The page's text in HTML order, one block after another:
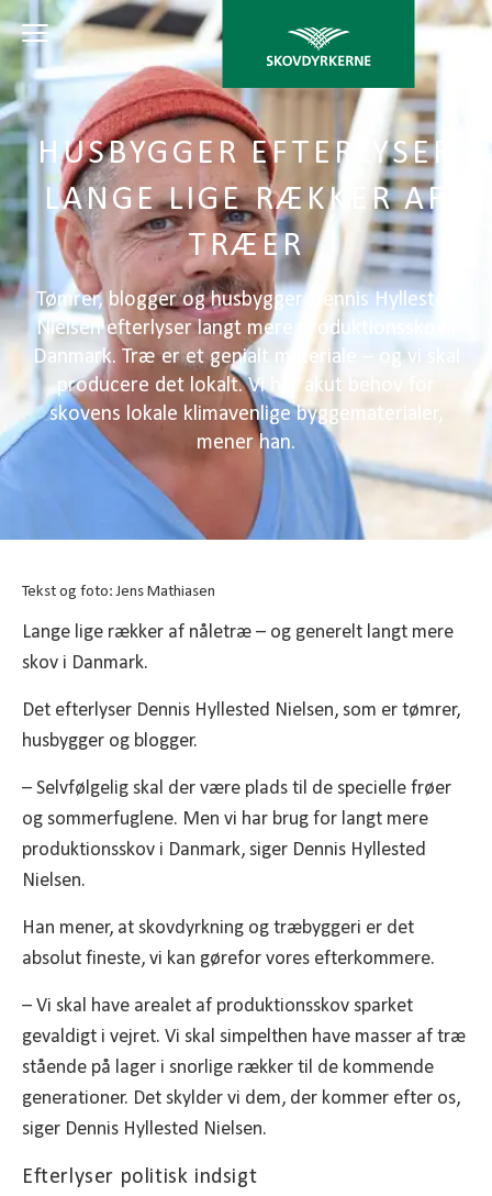
HUSBYGGER EFTERLYSER
LANGE LIGE RÆKKER AF
TRÆER
Tømrer, blogger og husbygger Dennis Hyllested
Nielsen efterlyser langt mere produktionsskov i
Danmark. Træ er et genialt materiale – og vi skal
producere det lokalt. Vi har akut behov for
skovens lokale klimavenlige byggematerialer,
mener han.
Tekst og foto: Jens Mathiasen
Lange lige rækker af nåletræ – og generelt langt mere
skov i Danmark.
Det efterlyser Dennis Hyllested Nielsen, som er tømrer,
husbygger og blogger.
– Selvfølgelig skal der være plads til de specielle frøer
og sommerfuglene. Men vi har brug for langt mere
produktionsskov i Danmark, siger Dennis Hyllested
Nielsen.
Han mener, at skovdyrkning og træbyggeri er det
absolut fineste, vi kan gørefor vores efterkommere.
– Vi skal have arealet af produktionsskov sparket
gevaldigt i vejret. Vi skal simpelthen have masser af træ
stående på lager i snorlige rækker til de kommende
generationer. Det skylder vi dem, der kommer efter os,
siger Dennis Hyllested Nielsen.
Efterlyser politisk indsigt